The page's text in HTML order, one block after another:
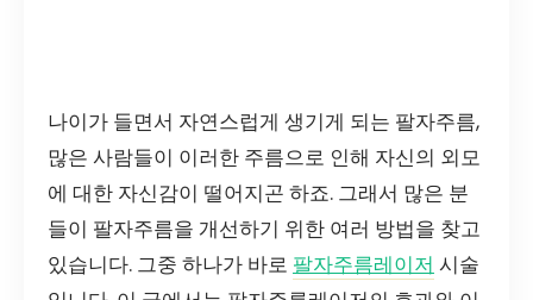
나이가 들면서 자연스럽게 생기게 되는 팔자주름,
많은 사람들이 이러한 주름으로 인해 자신의 외모
에 대한 자신감이 떨어지곤 하죠. 그래서 많은 분
들이 팔자주름을 개선하기 위한 여러 방법을 찾고
있습니다. 그중 하나가 바로 팔자주름레이저 시술